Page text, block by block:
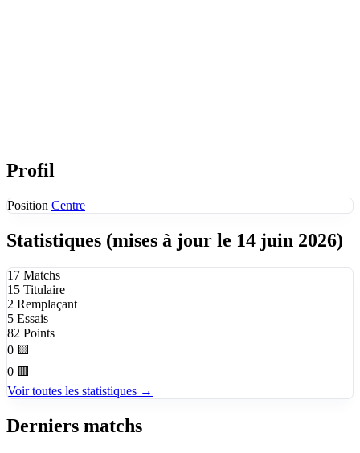
Profil
Position Centre
Statistiques (mises à jour le 14 juin 2026)
17 Matchs
15 Titulaire
2 Remplaçant
5 Essais
82 Points
0 🟨
0 🟥
Voir toutes les statistiques →
Derniers matchs